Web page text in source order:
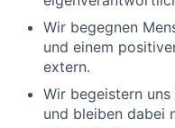
Wir begegnen
und einem
extern.
Wir begeistern
und bleiben dabei